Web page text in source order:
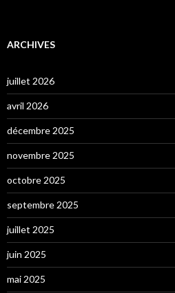
ARCHIVES
juillet 2026
avril 2026
décembre 2025
novembre 2025
octobre 2025
septembre 2025
juillet 2025
juin 2025
mai 2025